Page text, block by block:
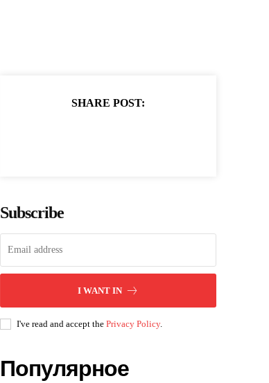
SHARE POST:
Subscribe
I WANT IN
I've read and accept thePrivacy Policy.
Популярное